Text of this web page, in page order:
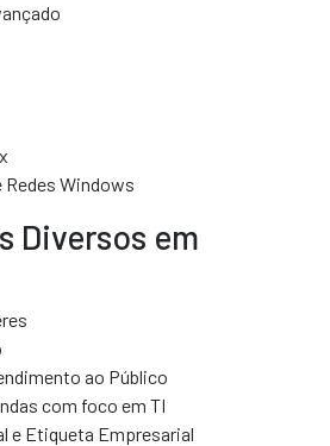
Windows
Diversos em
ao Público
com foco em TI
e Etiqueta Empresarial